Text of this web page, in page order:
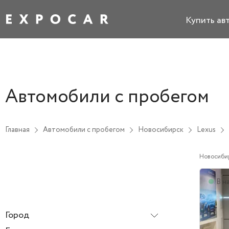
Купить
Автомобили с пробегом
Главная Автомобили с пробегом Новосибирск Lexus
Город
В